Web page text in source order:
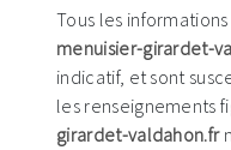
Tous les
menuisier-girardet-
indicatif, et sont
les renseignements
girardet-valdahon.fr